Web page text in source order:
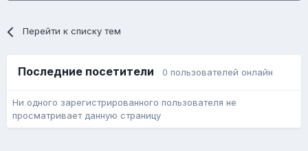
Перейти к списку тем
Последние посетители 0 пользователей онлайн
Ни одного зарегистрированного пользователя не
просматривает данную страницу